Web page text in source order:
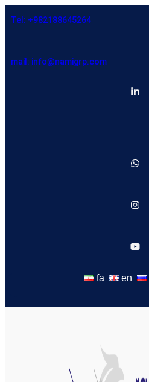
Tel: +982188645264
mail: info@namigrp.com
fa en